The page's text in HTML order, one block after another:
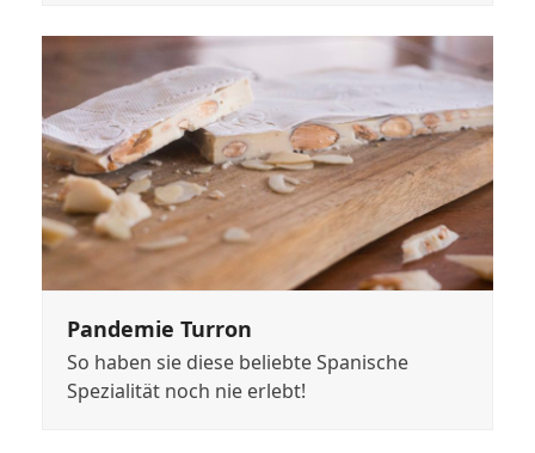
Pandemie Turron
So haben sie diese beliebte Spanische
Spezialität noch nie erlebt!